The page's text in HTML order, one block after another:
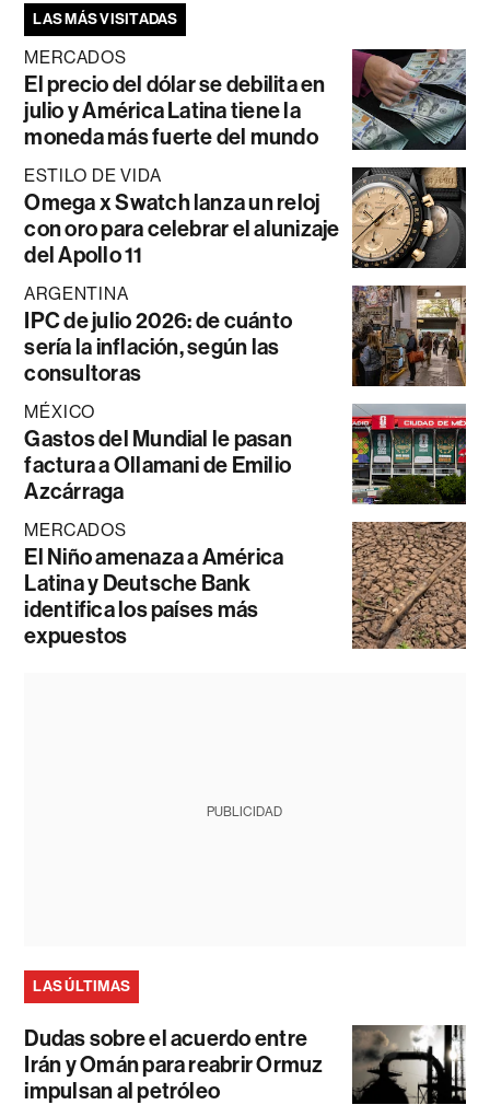
LAS MÁS VISITADAS
MERCADOS
El precio del dólar se debilita en
julio y América Latina tiene la
moneda más fuerte del mundo
ESTILO DE VIDA
Omega x Swatch lanza un reloj
con oro para celebrar el alunizaje
del Apollo 11
ARGENTINA
IPC de julio 2026: de cuánto
sería la inflación, según las
consultoras
MÉXICO
Gastos del Mundial le pasan
factura a Ollamani de Emilio
Azcárraga
MERCADOS
El Niño amenaza a América
Latina y Deutsche Bank
identifica los países más
expuestos
PUBLICIDAD
LAS ÚLTIMAS
Dudas sobre el acuerdo entre
Irán y Omán para reabrir Ormuz
impulsan al petróleo